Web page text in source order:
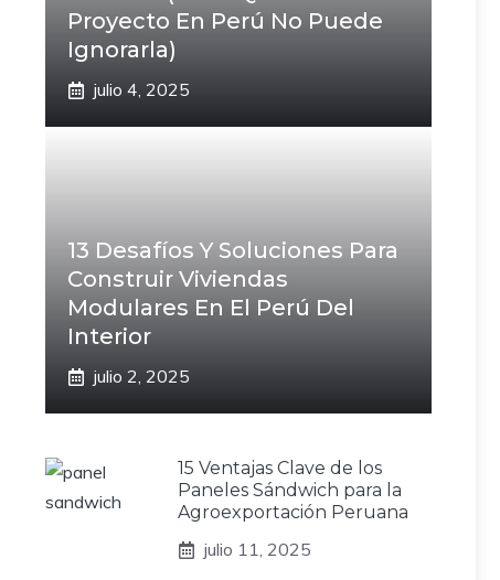
Proyecto En Perú No Puede
Ignorarla)
julio 4, 2025
13 Desafíos Y Soluciones Para
Construir Viviendas
Modulares En El Perú Del
Interior
julio 2, 2025
15 Ventajas Clave de los
Paneles Sándwich para la
Agroexportación Peruana
julio 11, 2025